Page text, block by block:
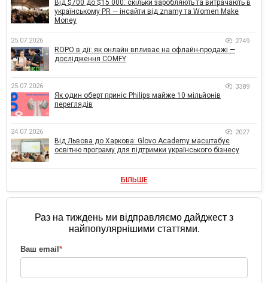
Від $700 до $15 000: скільки заробляють та витрачають в
українському PR — інсайти від znamy та Women Make
Money
25.07.2026 2749
ROPO в дії: як онлайн впливає на офлайн-продажі —
дослідження COMFY
25.07.2026 3389
Як один оберт приніс Philips майже 10 мільйонів
переглядів
24.07.2026 2027
Від Львова до Харкова: Glovo Academy масштабує
освітню програму для підтримки українського бізнесу
БІЛЬШЕ
Раз на тиждень ми відправляємо дайджест з
найпопулярнішими статтями.
Ваш email *